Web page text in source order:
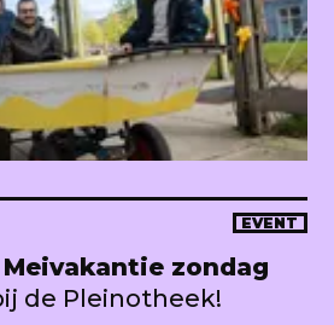
EVENT
zondag
de Pleinotheek!